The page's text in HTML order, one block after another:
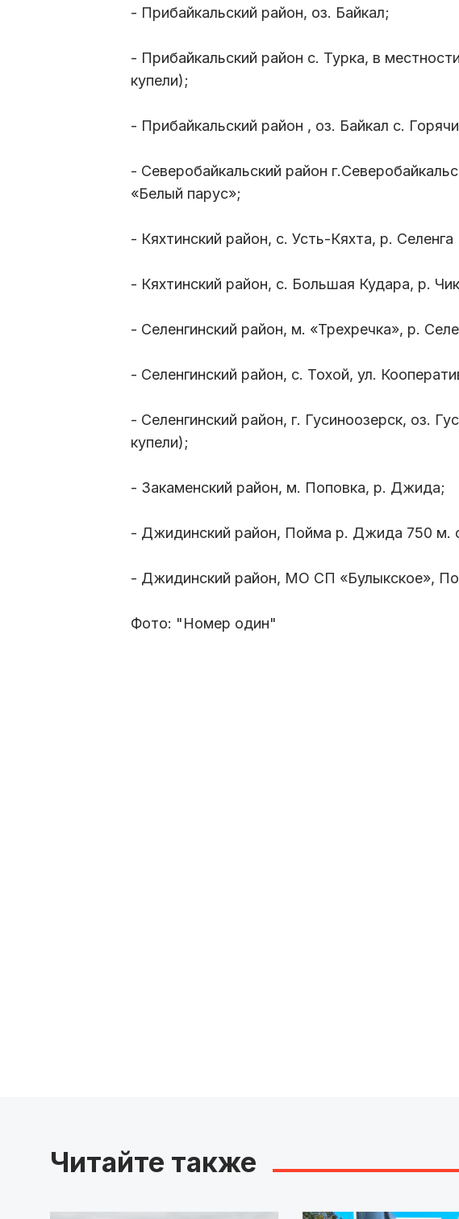
- Прибайкальский район, оз. Байкал;
- Прибайкальский район с. Турка, в
купели);
- Прибайкальский район , оз. Байкал с.
- Северобайкальский район
«Белый парус»;
- Кяхтинский район, с. Усть-Кяхта, р. Селенга
- Кяхтинский район, с. Большая Кудара, р.
- Селенгинский район, м. «Трехречка», р.
- Селенгинский район, с. Тохой, ул.
- Селенгинский район, г. Гусиноозерск, оз.
купели);
- Закаменский район, м. Поповка, р. Джида;
- Джидинский район, Пойма р. Джида 750 м.
- Джидинский район, МО СП «Булыкское»,
Фото: "Номер один"
Читайте также